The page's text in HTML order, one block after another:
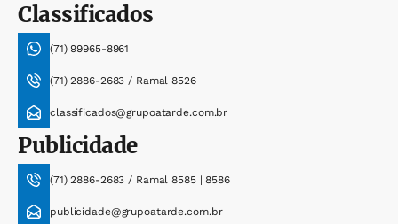
Classificados
(71) 99965-8961
(71) 2886-2683 / Ramal 8526
classificados@grupoatarde.com.br
Publicidade
(71) 2886-2683 / Ramal 8585 | 8586
publicidade@grupoatarde.com.br